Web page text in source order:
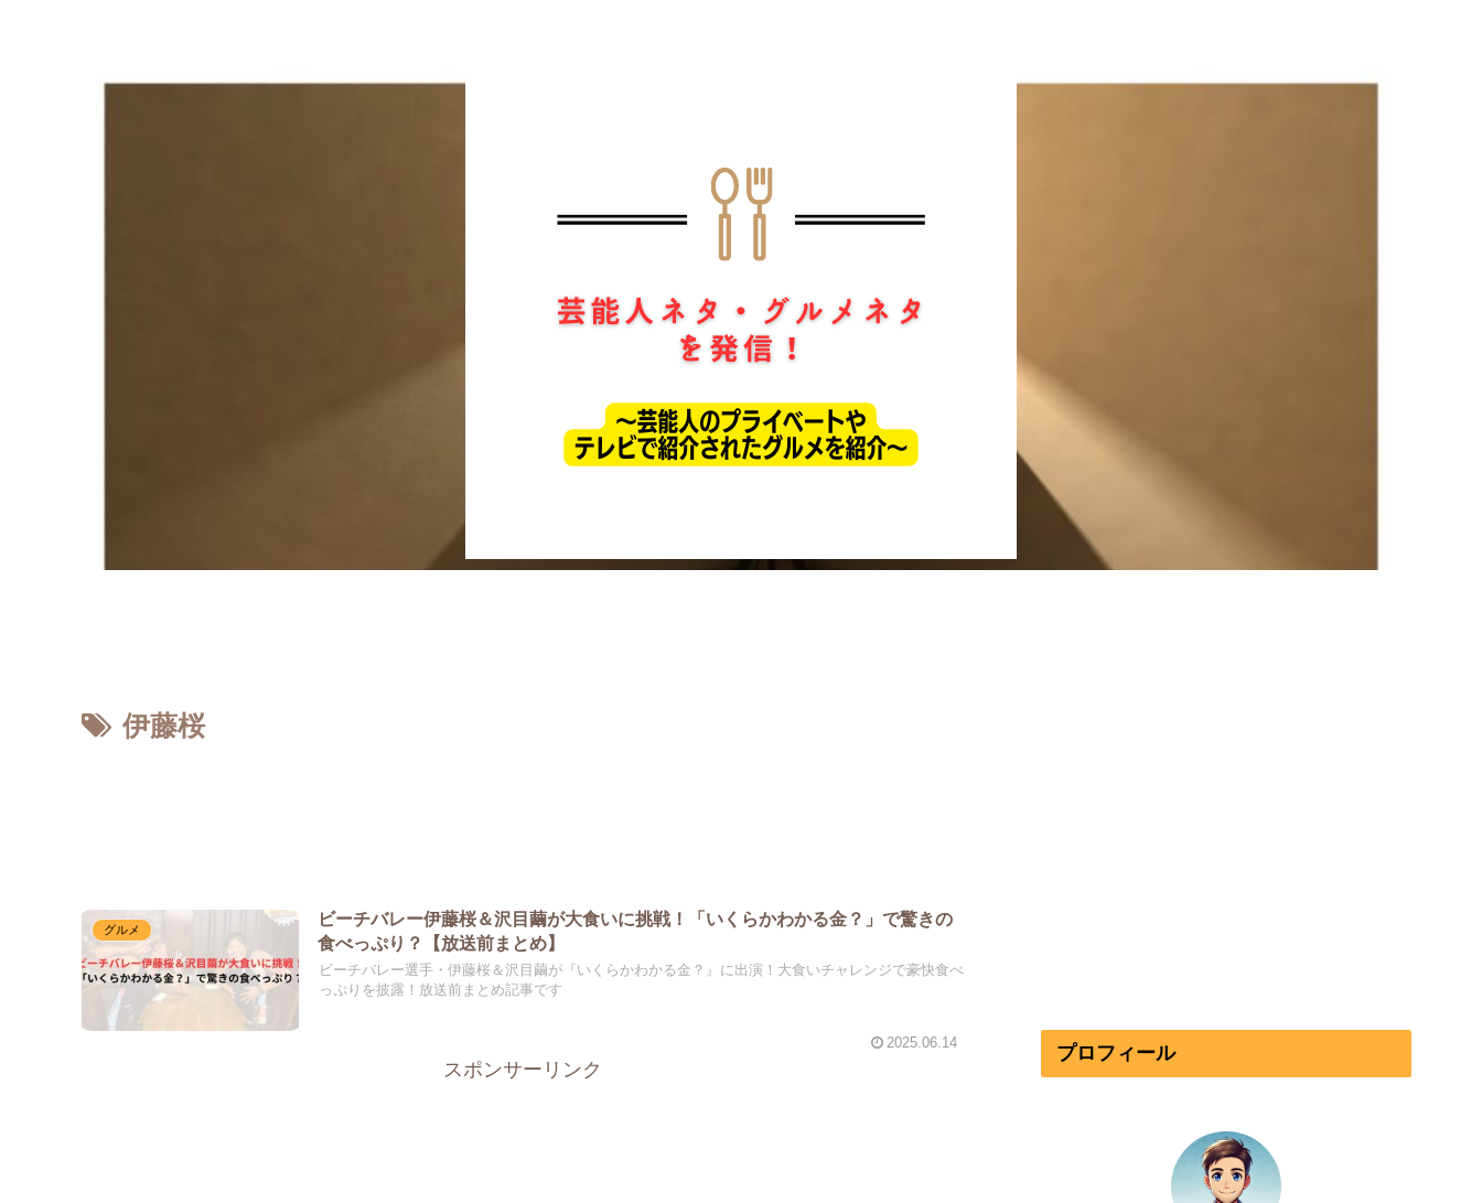
伊藤桜
グルメ
ビーチバレー伊藤桜＆沢目繭が大食いに挑戦！「いくらかわかる金？」で驚きの
食べっぷり？【放送前まとめ】
ビーチバレー選手・伊藤桜＆沢目繭が『いくらかわかる金？』に出演！大食いチャレンジで豪快食べ
っぷりを披露！放送前まとめ記事です
2025.06.14
スポンサーリンク
プロフィール